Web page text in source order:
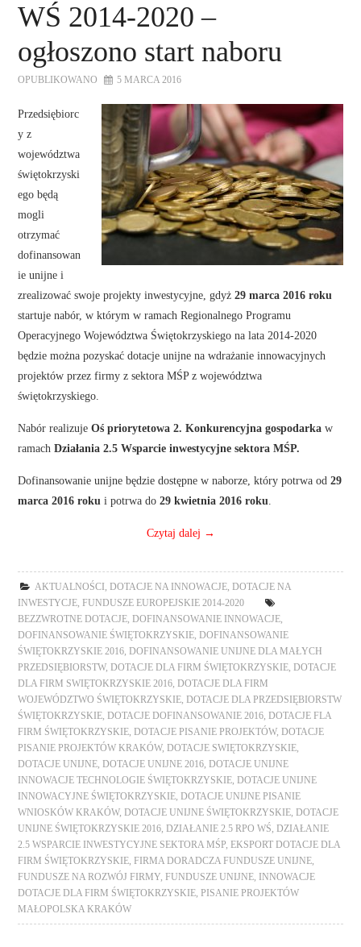
WŚ 2014-2020 –
ogłoszono start naboru
OPUBLIKOWANO 5 MARCA 2016
Przedsiębiorc
y z
województwa
świętokrzyski
ego będą
mogli
otrzymać
dofinansowan
ie unijne i
zrealizować swoje projekty inwestycyjne, gdyż29 marca 2016 roku
startuje nabór, w którym w ramach Regionalnego Programu
Operacyjnego Województwa Świętokrzyskiego na lata 2014-2020
będzie można pozyskać dotacje unijne na wdrażanie innowacyjnych
projektów przez firmy z sektora MŚP z województwa
świętokrzyskiego.
Nabór realizujeOś priorytetowa 2. Konkurencyjna gospodarka w
ramachDziałania 2.5 Wsparcie inwestycyjne sektora MŚP.
Dofinansowanie unijne będzie dostępne w naborze, który potrwa od29
marca 2016 roku i potrwa do29 kwietnia 2016 roku.
Czytaj dalej →
AKTUALNOŚCI ,DOTACJE NA INNOWACJE,DOTACJE NA
INWESTYCJE, FUNDUSZE EUROPEJSKIE 2014-2020
BEZZWROTNE DOTACJE,DOFINANSOWANIE INNOWACJE,
DOFINANSOWANIE ŚWIĘTOKRZYSKIE,DOFINANSOWANIE
ŚWIĘTOKRZYSKIE 2016,DOFINANSOWANIE UNIJNE DLA MAŁYCH
PRZEDSIĘBIORSTW,DOTACJE DLA FIRM ŚWIĘTOKRZYSKIE,DOTACJE
DLA FIRM SWIĘTOKRZYSKIE 2016,DOTACJE DLA FIRM
WOJEWÓDZTWO ŚWIĘTOKRZYSKIE,DOTACJE DLA PRZEDSIĘBIORSTW
ŚWIĘTOKRZYSKIE,DOTACJE DOFINANSOWANIE 2016,DOTACJE FLA
FIRM ŚWIĘTOKRZYSKIE,DOTACJE PISANIE PROJEKTÓW,DOTACJE
PISANIE PROJEKTÓW KRAKÓW,DOTACJE SWIĘTOKRZYSKIE,
DOTACJE UNIJNE,DOTACJE UNIJNE 2016,DOTACJE UNIJNE
INNOWACJE TECHNOLOGIE ŚWIĘTOKRZYSKIE,DOTACJE UNIJNE
INNOWACYJNE ŚWIĘTOKRZYSKIE,DOTACJE UNIJNE PISANIE
WNIOSKÓW KRAKÓW,DOTACJE UNIJNE ŚWIĘTOKRZYSKIE,DOTACJE
UNIJNE ŚWIĘTOKRZYSKIE 2016,DZIAŁANIE 2.5 RPO WŚ,DZIAŁANIE
2.5 WSPARCIE INWESTYCYJNE SEKTORA MŚP,EKSPORT DOTACJE DLA
FIRM ŚWIĘTOKRZYSKIE, FIRMA DORADCZA FUNDUSZE UNIJNE,
FUNDUSZE NA ROZWÓJ FIRMY, FUNDUSZE UNIJNE,
INNOWACJE
DOTACJE DLA FIRM ŚWIĘTOKRZYSKIE, PISANIE PROJEKTÓW
MAŁOPOLSKA KRAKÓW